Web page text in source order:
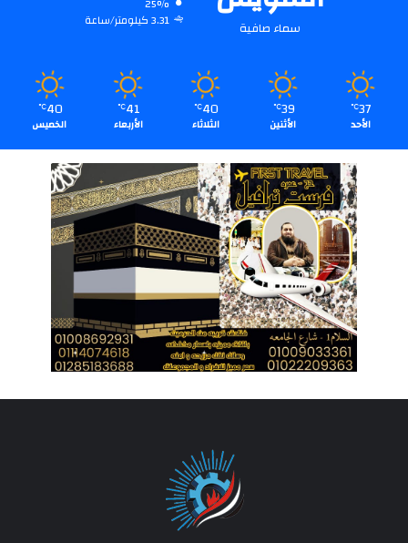
سماء صافية
3.31 كيلومتر/ساعة
37
℃
الأحد
39
℃
الأثنين
40
℃
الثلاثاء
41
℃
الأربعاء
40
℃
الخميس